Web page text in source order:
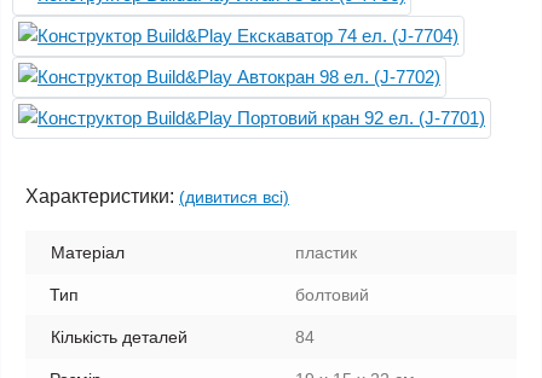
Характеристики: (дивитися всі)
Матеріал пластик
Тип болтовий
Кількість деталей 84